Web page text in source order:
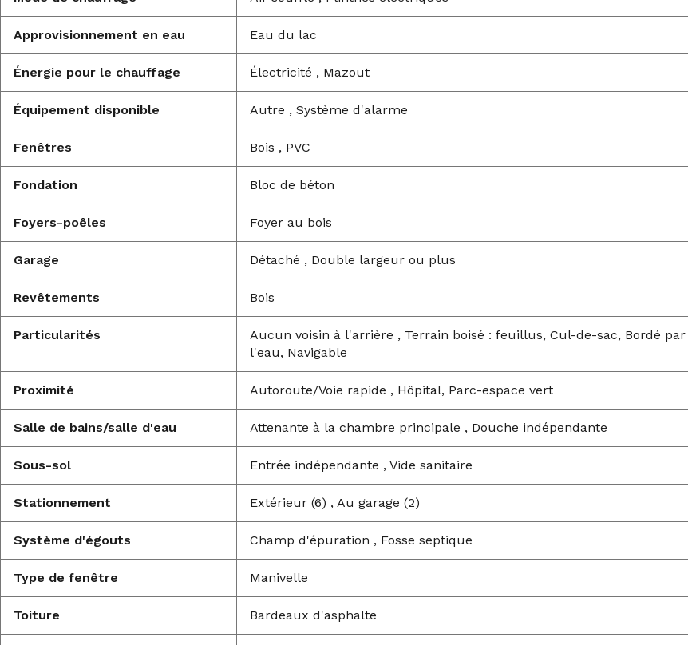
Approvisionnement en eau Eau du lac
Énergie pour le chauffage Électricité , Mazout
Équipement disponible Autre , Système d'alarme
Fenêtres Bois , PVC
Fondation Bloc de béton
Foyers-poêles Foyer au bois
Garage Détaché , Double largeur ou plus
Revêtements Bois
Particularités
Aucun voisin à l'arrière , Terrain boisé : feuillus, Cul-de-sac, Bordé par
l'eau, Navigable
Proximité Autoroute/Voie rapide , Hôpital, Parc-espace vert
Salle de bains/salle d'eau Attenante à la chambre principale , Douche indépendante
Sous-sol Entrée indépendante , Vide sanitaire
Stationnement Extérieur (6) , Au garage (2)
Système d'égouts Champ d'épuration , Fosse septique
Type de fenêtre Manivelle
Toiture Bardeaux d'asphalte